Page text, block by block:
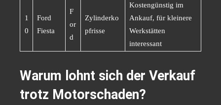
1
0
Ford
Fiesta
F
or
d
Zylinderko
pfrisse
Kostengünstig im
Ankauf, für kleinere
Werkstätten
interessant
Warum lohnt sich der Verkauf
trotz Motorschaden?